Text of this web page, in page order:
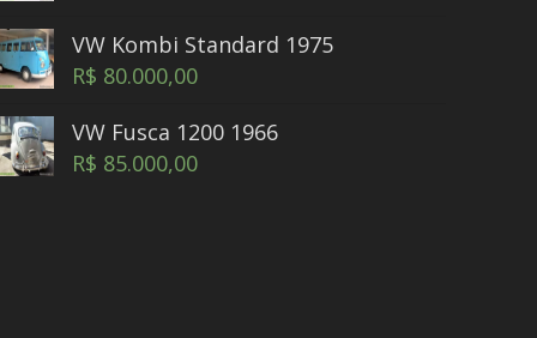
VW Kombi Standard 1975
R$ 80.000,00
VW Fusca 1200 1966
R$ 85.000,00